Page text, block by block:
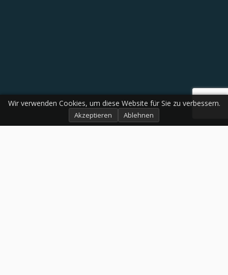
Wir verwenden Cookies, um diese Website für Sie zu verbessern.
Akzeptieren Ablehnen